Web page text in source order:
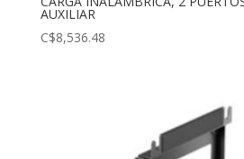
AUXILIAR
C$8,536.48